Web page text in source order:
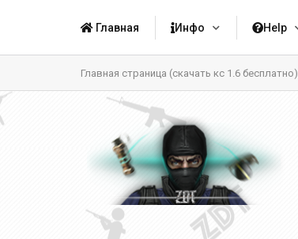
Главная Инфо Help
Главная страница (скачать кс 1.6 бесплатно)